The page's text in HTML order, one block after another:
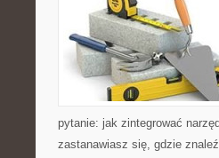
pytanie: jak zintegrować
zastanawiasz się, gdzie